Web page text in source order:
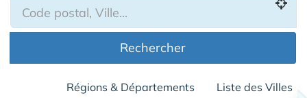
Rechercher
Régions & Départements Liste des Villes